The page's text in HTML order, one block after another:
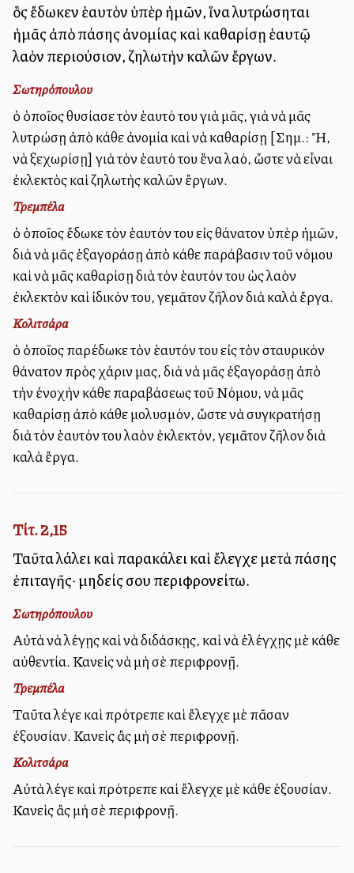
ὃς ἔδωκεν ἑαυτὸν ὑπὲρ ἡμῶν, ἵνα λυτρώσηται
ἡμᾶς ἀπὸ πάσης ἀνομίας καὶ καθαρίσῃ ἑαυτῷ
λαὸν περιούσιον, ζηλωτὴν καλῶν ἔργων.
Σωτηρόπουλου
ὁ ὁποῖος θυσίασε τὸν ἑαυτό του γιὰ μᾶς, γιὰ νὰ μᾶς
λυτρώσῃ ἀπὸ κάθε ἀνομία καὶ νὰ καθαρίσῃ [Σημ.: Ἤ,
νὰ ξεχωρίσῃ] γιὰ τὸν ἑαυτό του ἕνα λαό, ὥστε νὰ εἶναι
ἐκλεκτὸς καὶ ζηλωτὴς καλῶν ἔργων.
Τρεμπέλα
ὁ ὁποῖος ἔδωκε τὸν ἑαυτόν του εἰς θάνατον ὑπὲρ ἡμῶν,
διὰ νὰ μᾶς ἑξαγοράσῃ ἀπὸ κάθε παράβασιν τοῦ νόμου
καὶ νὰ μᾶς καθαρίσῃ διὰ τὸν ἑαυτόν του ὡς λαὸν
ἐκλεκτὸν καὶ ἰδικόν του, γεμᾶτον ζῆλον διὰ καλὰ ἔργα.
Κολιτσάρα
ὁ ὁποῖος παρέδωκε τὸν ἑαυτόν του εἰς τὸν σταυρικὸν
θάνατον πρὸς χάριν μας, διὰ νὰ μᾶς ἐξαγοράσῃ ἀπὸ
τὴν ἐνοχὴν κάθε παραβάσεως τοῦ Νόμου, νὰ μᾶς
καθαρίσῃ ἀπὸ κάθε μολυσμόν, ὥστε νὰ συγκρατήσῃ
διὰ τὸν ἑαυτόν του λαὸν ἐκλεκτόν, γεμᾶτον ζῆλον διὰ
καλὰ ἔργα.
Τίτ. 2,15
Ταῦτα λάλει καὶ παρακάλει καὶ ἔλεγχε μετὰ πάσης
ἐπιταγῆς· μηδείς σου περιφρονείτω.
Σωτηρόπουλου
Αὐτὰ νὰ λέγῃς καὶ νὰ διδάσκῃς, καὶ νὰ ἐλέγχῃς μὲ κάθε
αὐθεντία. Κανεὶς νὰ μὴ σὲ περιφρονῇ.
Τρεμπέλα
Ταῦτα λέγε καὶ πρότρεπε καὶ ἔλεγχε μὲ πᾶσαν
ἐξουσίαν. Κανεὶς ἂς μὴ σὲ περιφρονῇ.
Κολιτσάρα
Αὐτὰ λέγε καὶ πρότρεπε καὶ ἔλεγχε μὲ κάθε ἐξουσίαν.
Κανεὶς ἂς μὴ σὲ περιφρονῇ.